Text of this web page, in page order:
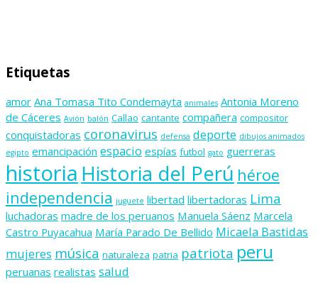
Etiquetas
amor Ana Tomasa Tito Condemayta animales Antonia Moreno
de Cáceres Avión balón Callao cantante compañera compositor
conquistadoras coronavirus defensa deporte dibujos animados
egipto emancipación espacio espías futbol gato guerreras
historia Historia del Perú héroe
independencia juguete libertad libertadoras Lima
luchadoras madre de los peruanos Manuela Sáenz Marcela
Castro Puyacahua María Parado De Bellido Micaela Bastidas
mujeres música naturaleza patria patriota peru
peruanas realistas salud